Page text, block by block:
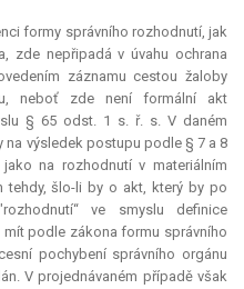
formy správního rozhodnutí, jak
zde nepřipadá v úvahu ochrana
záznamu cestou žaloby
neboť zde není formální akt
§ 65 odst. 1 s. ř. s. V daném
na výsledek postupu podle § 7 a 8
na rozhodnutí v materiálním
tehdy, šlo-li by o akt, který by po
ve smyslu definice
podle zákona formu správního
pochybení správního orgánu
V projednávaném případě však